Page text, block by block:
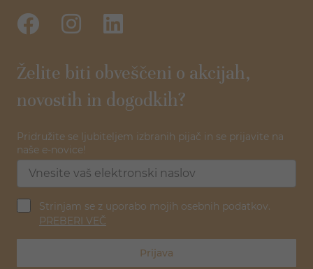
Želite biti obveščeni o akcijah,
novostih in dogodkih?
Pridružite se ljubiteljem izbranih pijač in se prijavite na
naše e-novice!
Strinjam se z uporabo mojih osebnih podatkov.
PREBERI VEČ
Prijava